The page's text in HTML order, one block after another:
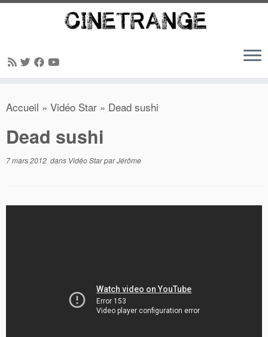
auAccueil » Vidéo Star » Dead sushi
Dead sushi
7 mars 2012 dans Vidéo StarparJérôme